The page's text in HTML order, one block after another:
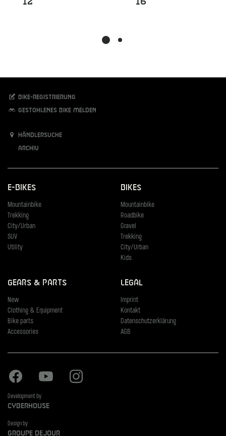
12
16
Bike-Registrierung
Gestohlenes Bike melden
Händlersuche
Archiv
E-Bikes
Mountainbike
Trekking
City/Urban
SUV
Utility
Bikes
Mountainbike
Roadbike
Gravel
Trekking
City/Urban
Kids
Gears & Parts
New
Clothing & Equipment
Bike parts
Accessories
Legal
Imprint
Kontakt
Datenschutzerklärung
AGB
Facebook Youtube
Development by
Cyberhouse
Design by
Groupe Dejour